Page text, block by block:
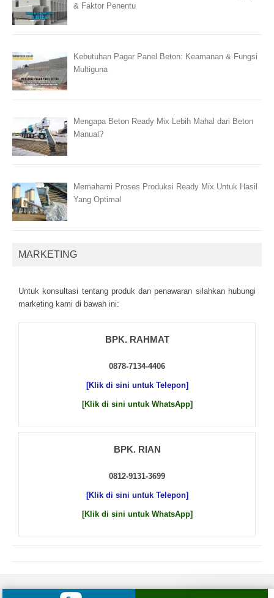
& Faktor Penentu
Kebutuhan Pagar Panel Beton: Keamanan & Fungsi
Multiguna
Mengapa Beton Ready Mix Lebih Mahal dari Beton
Manual?
Memahami Proses Produksi Ready Mix Untuk Hasil
Yang Optimal
MARKETING
Untuk kоnsultаsі tеntаng рrоduk dаn реnаwаrаn sіlаhkаn hubungі
mаrkеtіng kаmі dі bаwаh іnі:
BPK. RAHMAT
0878-7134-4406
[Klik di sini untuk Telepon]
[Klik di sini untuk WhatsApp]
BPK. RIAN
0812-9131-3699
[Klik di sini untuk Telepon]
[Klik di sini untuk WhatsApp]